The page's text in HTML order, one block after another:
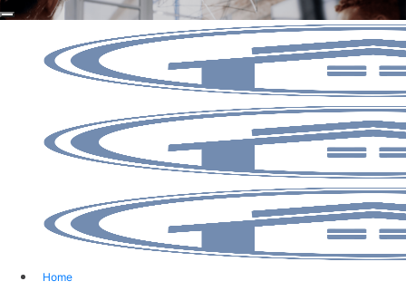
Home